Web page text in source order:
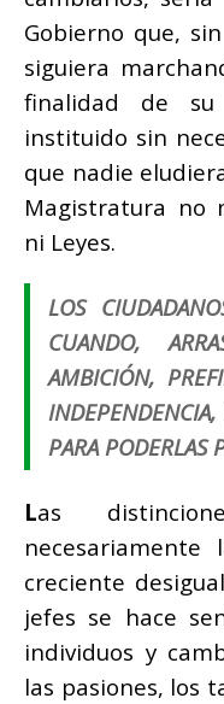
Gobierno que,
siguiera
finalidad de su
instituido sin
que nadie
Magistratura no
ni Leyes.
LOS
CUANDO,
AMBICIÓN,
PARA PODERLAS
Las
necesariamente
creciente
jefes se hace
individuos y
las pasiones, los